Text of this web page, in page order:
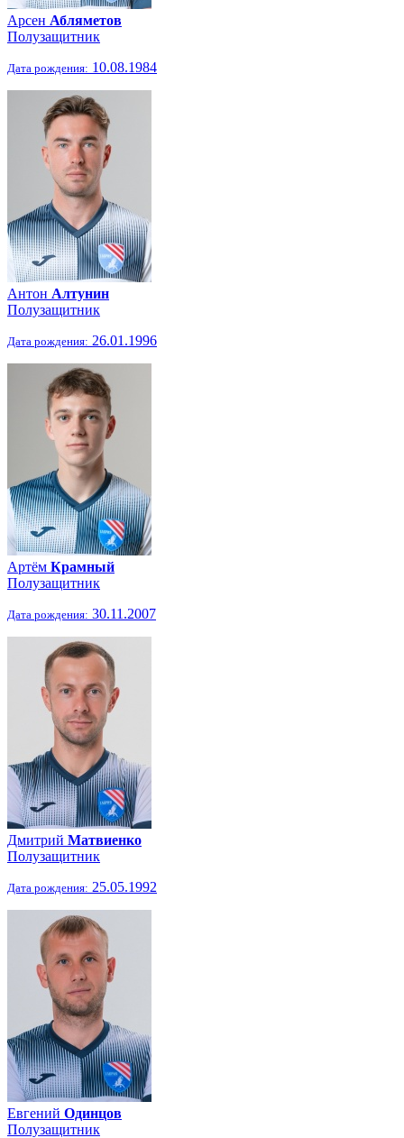
Арсен Абляметов
Полузащитник
Дата рождения: 10.08.1984
Антон Алтунин
Полузащитник
Дата рождения: 26.01.1996
Артём Крамный
Полузащитник
Дата рождения: 30.11.2007
Дмитрий Матвиенко
Полузащитник
Дата рождения: 25.05.1992
Евгений Одинцов
Полузащитник